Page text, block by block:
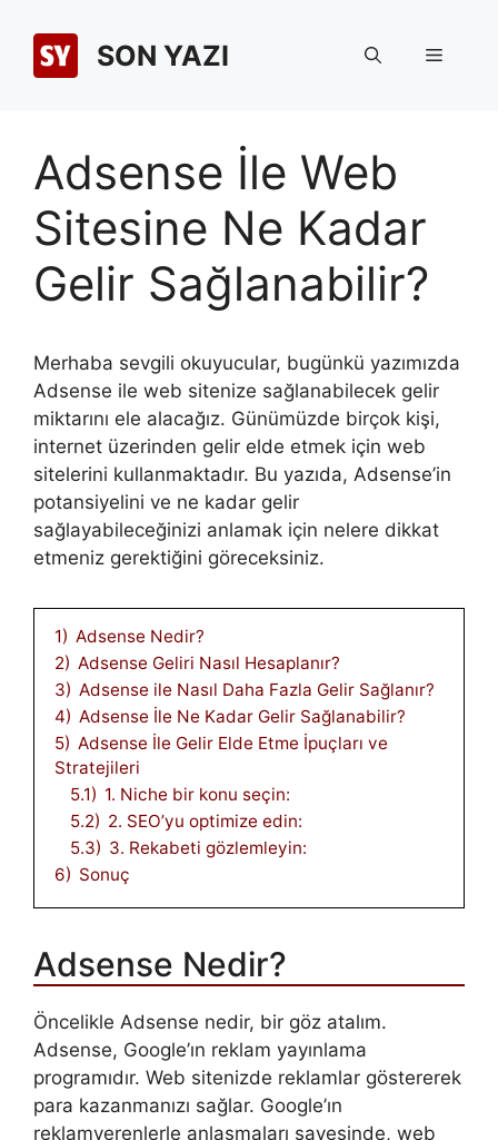
SON YAZI Menü
Adsense İle Web
Sitesine Ne Kadar
Gelir Sağlanabilir?
Merhaba sevgili okuyucular, bugünkü yazımızda
Adsense ile web sitenize sağlanabilecek gelir
miktarını ele alacağız. Günümüzde birçok kişi,
internet üzerinden gelir elde etmek için web
sitelerini kullanmaktadır. Bu yazıda, Adsense’in
potansiyelini ve ne kadar gelir
sağlayabileceğinizi anlamak için nelere dikkat
etmeniz gerektiğini göreceksiniz.
1) Adsense Nedir?
2) Adsense Geliri Nasıl Hesaplanır?
3) Adsense ile Nasıl Daha Fazla Gelir Sağlanır?
4) Adsense İle Ne Kadar Gelir Sağlanabilir?
5) Adsense İle Gelir Elde Etme İpuçları ve
Stratejileri
5.1) 1. Niche bir konu seçin:
5.2) 2. SEO’yu optimize edin:
5.3) 3. Rekabeti gözlemleyin:
6) Sonuç
Adsense Nedir?
Öncelikle Adsense nedir, bir göz atalım.
Adsense, Google’ın reklam yayınlama
programıdır. Web sitenizde reklamlar göstererek
para kazanmanızı sağlar. Google’ın
reklamverenlerle anlaşmaları sayesinde, web